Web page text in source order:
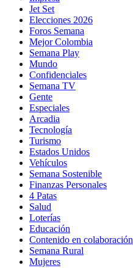
Jet Set
Elecciones 2026
Foros Semana
Mejor Colombia
Semana Play
Mundo
Confidenciales
Semana TV
Gente
Especiales
Arcadia
Tecnología
Turismo
Estados Unidos
Vehículos
Semana Sostenible
Finanzas Personales
4 Patas
Salud
Loterías
Educación
Contenido en colaboración
Semana Rural
Mujeres